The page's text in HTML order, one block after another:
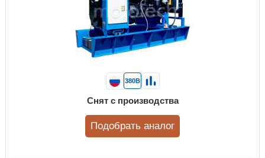
380В
Снят с производства
Подобрать аналог